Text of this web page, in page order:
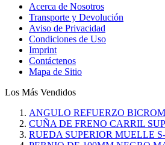
Acerca de Nosotros
Transporte y Devolución
Aviso de Privacidad
Condiciones de Uso
Imprint
Contáctenos
Mapa de Sitio
Los Más Vendidos
ANGULO REFUERZO
CUÑA DE FRENO CARRIL
RUEDA SUPERIOR MUELLE